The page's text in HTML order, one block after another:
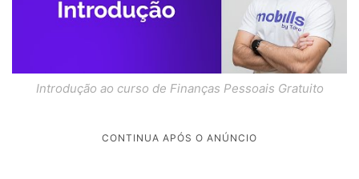
Introdução ao curso de Finanças Pessoais Gratuito